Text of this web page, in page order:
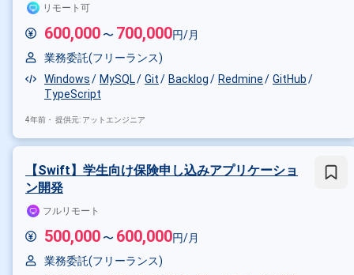
リモート可
600,000 〜 700,000円/月
業務委託(フリーランス)
Windows
MySQL Git Backlog Redmine
GitHub
TypeScript
4年前・ 提供元: アットエンジニア
【Swift】学生向け保険申し込みアプリケーショ
ン開発
フルリモート
500,000 〜 600,000円/月
業務委託(フリーランス)